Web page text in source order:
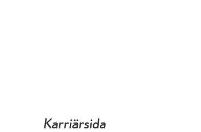
Karriärsida